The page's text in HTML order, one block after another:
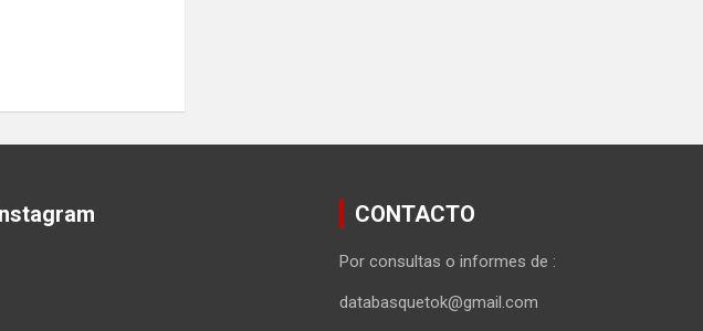
CONTACTO
Por consultas o informes de :
databasquetok@gmail.com